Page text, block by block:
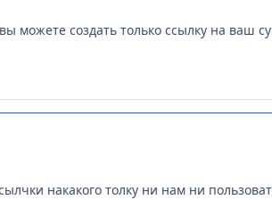
можете создать только ссылку на ваш
накакого толку ни нам ни